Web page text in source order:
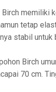
memiliki
tetap
stabil untuk
Birch
70 cm.